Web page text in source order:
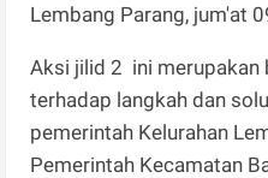
Lembang Parang, jum'at
Aksi jilid 2 ini merupakan
terhadap langkah dan
pemerintah Kelurahan
Pemerintah Kecamatan